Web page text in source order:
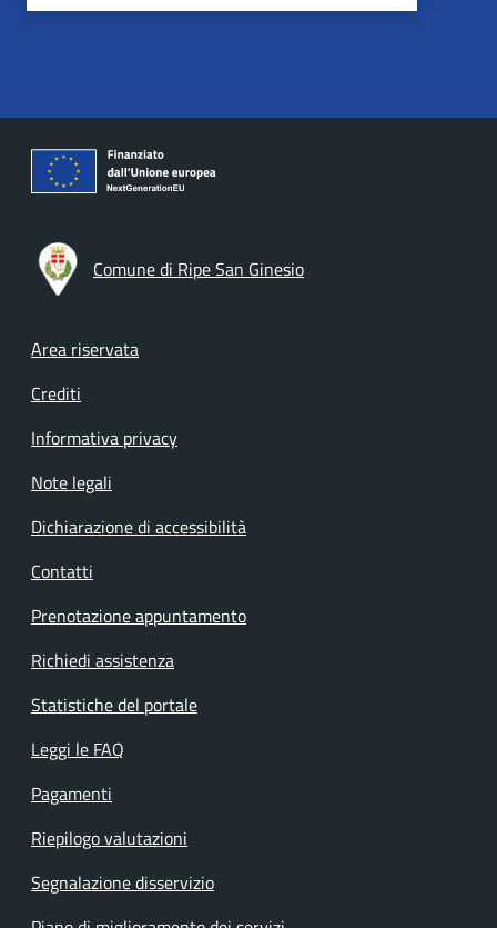
Comune di Ripe San Ginesio
Footer menu
Area riservata
Crediti
Informativa privacy
Note legali
Dichiarazione di accessibilità
Contatti
Prenotazione appuntamento
Richiedi assistenza
Statistiche del portale
Leggi le FAQ
Pagamenti
Riepilogo valutazioni
Segnalazione disservizio